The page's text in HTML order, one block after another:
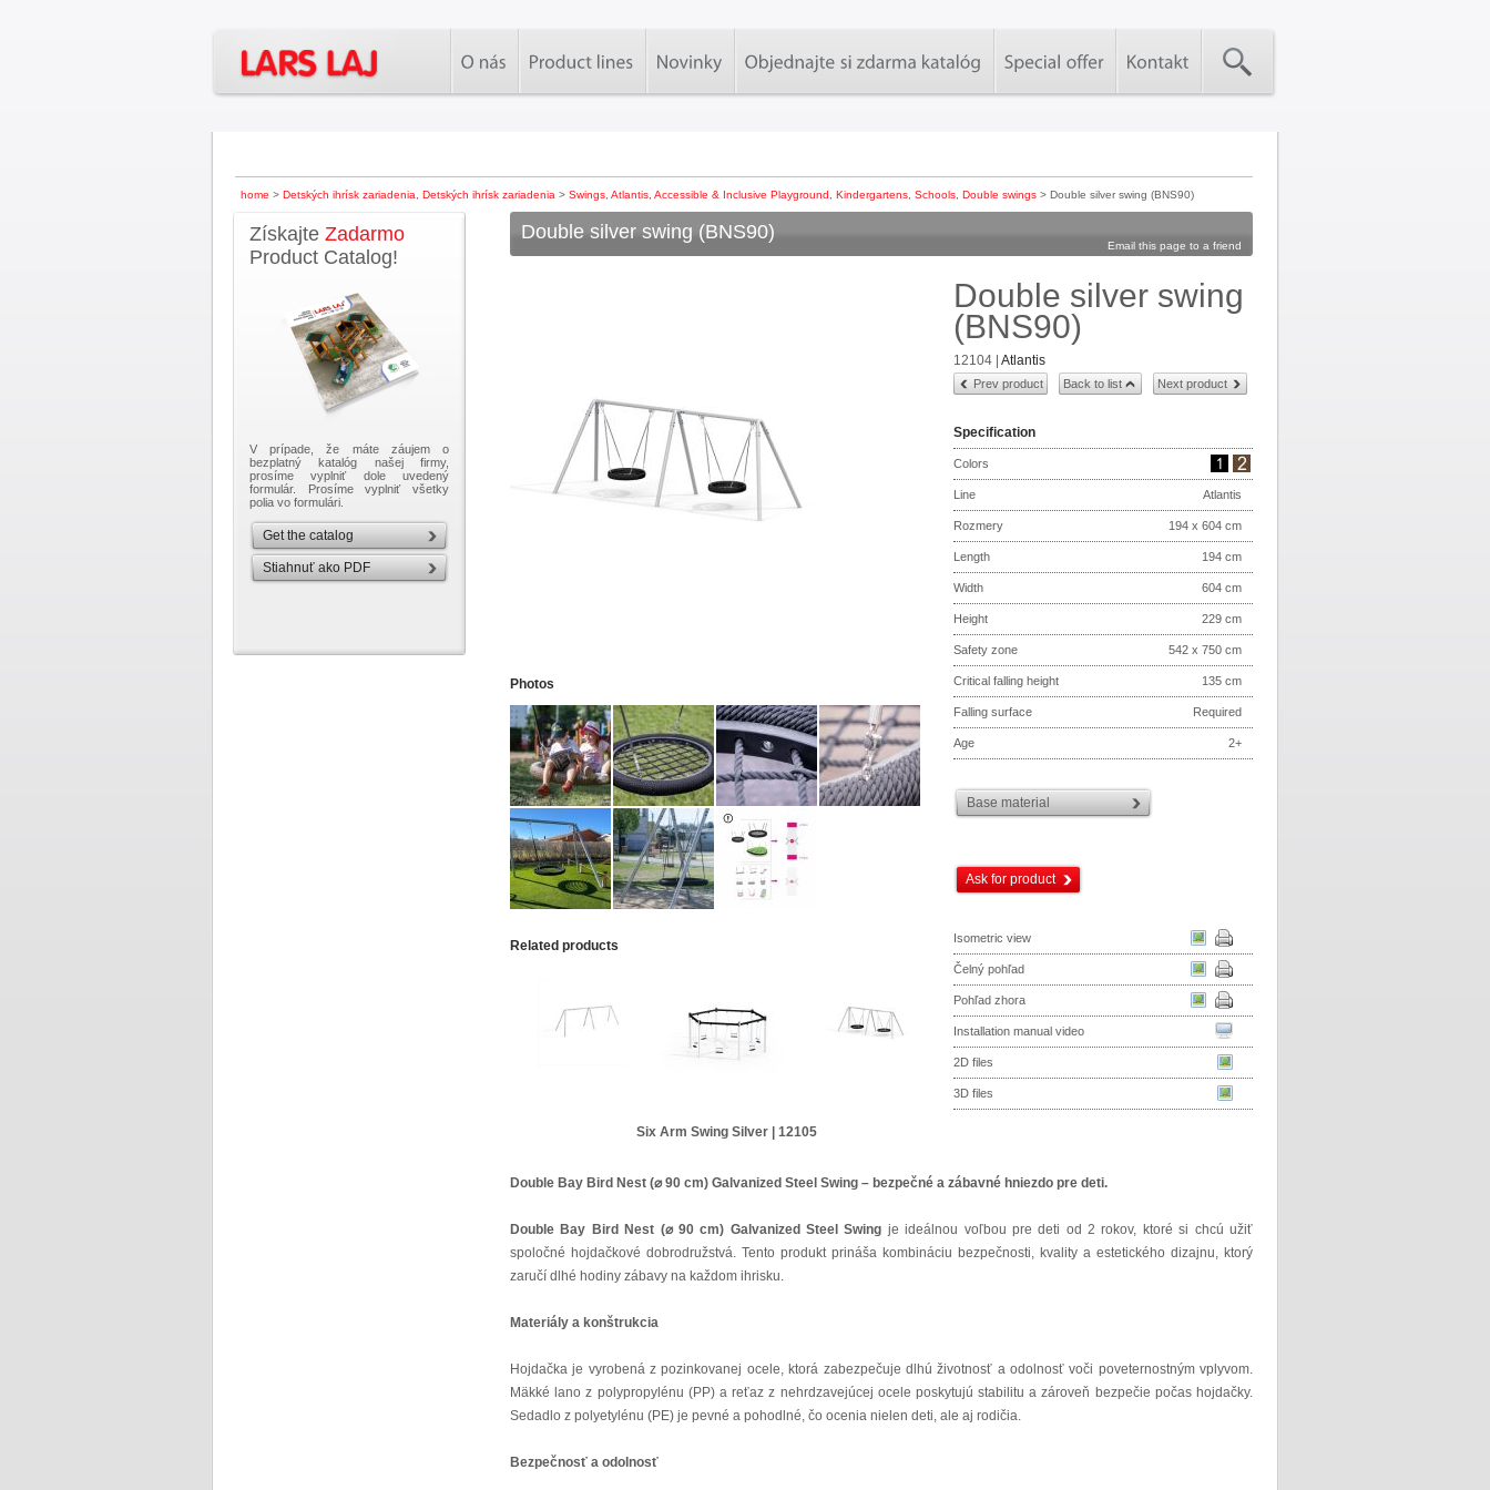
home > Detských ihrísk zariadenia Detských ihrísk zariadenia > Swings Atlantis Accessible & Inclusive Playground Kindergartens Schools Double swings > Double silver swing (BNS90)
Získajte Zadarmo
Product Catalog!
V prípade, že máte záujem o
bezplatný katalóg našej firmy,
prosíme vyplniť dole uvedený
formulár. Prosíme vyplniť všetky
polia vo formulári.
Get the catalog
Stiahnuť ako PDF
Double silver swing (BNS90)
Email this page to a friend
Photos
Related products
Six Arm Swing Silver | 12105
Double silver swing
(BNS90)
12104 Atlantis
Prev product Back to list Next product
Specification
Colors
Line Atlantis
Rozmery 194 x 604 cm
Length 194 cm
Width 604 cm
Height 229 cm
Safety zone 542 x 750 cm
Critical falling height 135 cm
Falling surface Required
Age 2+
Base material
Ask for product
Isometric view
Čelný pohľad
Pohľad zhora
Installation manual video
2D files
3D files
Double Bay Bird Nest (⌀ 90 cm) Galvanized Steel Swing – bezpečné a zábavné hniezdo pre deti.
Double Bay Bird Nest (⌀ 90 cm) Galvanized Steel Swing je ideálnou voľbou pre deti od 2 rokov, ktoré si chcú užiť
spoločné hojdačkové dobrodružstvá. Tento produkt prináša kombináciu bezpečnosti, kvality a estetického dizajnu, ktorý
zaručí dlhé hodiny zábavy na každom ihrisku.
Materiály a konštrukcia
Hojdačka je vyrobená z pozinkovanej ocele, ktorá zabezpečuje dlhú životnosť a odolnosť voči poveternostným vplyvom.
Mäkké lano z polypropylénu (PP) a reťaz z nehrdzavejúcej ocele poskytujú stabilitu a zároveň bezpečie počas hojdačky.
Sedadlo z polyetylénu (PE) je pevné a pohodlné, čo ocenia nielen deti, ale aj rodičia.
Bezpečnosť a odolnosť